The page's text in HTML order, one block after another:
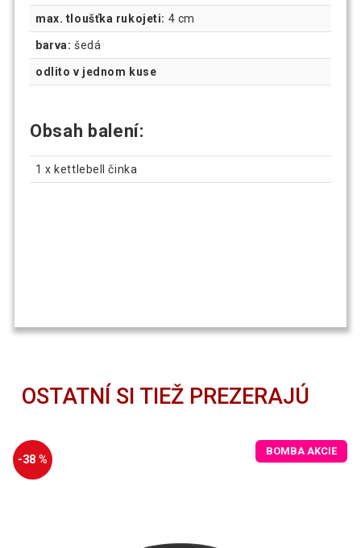
max. tloušťka rukojeti: 4 cm
barva: šedá
odlito v jednom kuse
Obsah balení:
1 x kettlebell činka
OSTATNÍ SI TIEŽ PREZERAJÚ
-38 %
BOMBA AKCIE